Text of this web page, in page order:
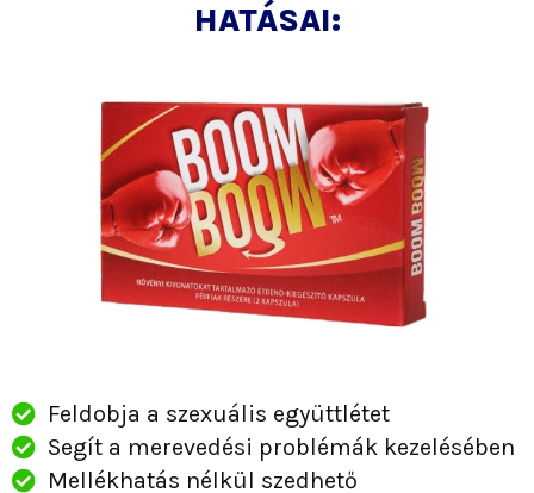
HATÁSAI:
Feldobja a szexuális együttlétet
Segít a merevedési problémák kezelésében
Mellékhatás nélkül szedhető